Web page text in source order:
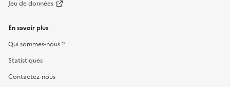
Jeu de données
En savoir plus
Qui sommes-nous ?
Statistiques
Contactez-nous